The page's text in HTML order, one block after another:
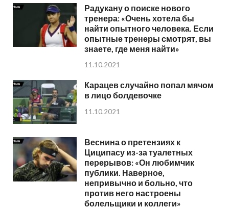
Радукану о поиске нового
тренера: «Очень хотела бы
найти опытного человека. Если
опытные тренеры смотрят, вы
знаете, где меня найти»
11.10.2021
Карацев случайно попал мячом
в лицо болдевочке
11.10.2021
Веснина о претензиях к
Циципасу из-за туалетных
перерывов: «Он любимчик
публики. Наверное,
непривычно и больно, что
против него настроены
болельщики и коллеги»